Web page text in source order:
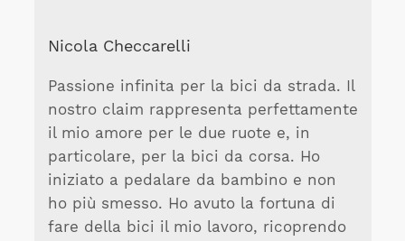
Nicola Checcarelli
Passione infinita per la bici da strada. Il
nostro claim rappresenta perfettamente
il mio amore per le due ruote e, in
particolare, per la bici da corsa. Ho
iniziato a pedalare da bambino e non
ho più smesso. Ho avuto la fortuna di
fare della bici il mio lavoro, ricoprendo